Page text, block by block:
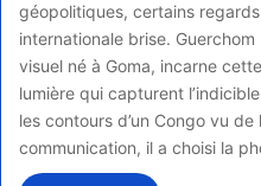
géopolitiques, certains
internationale brise.
visuel né à Goma, incarne
lumière qui capturent
les contours d’un Congo vu de
communication, il a choisi la